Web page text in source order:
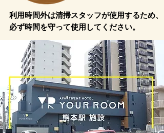
​利用時間外は清掃スタッフが使用するため、
必ず時間を守って使用してください。